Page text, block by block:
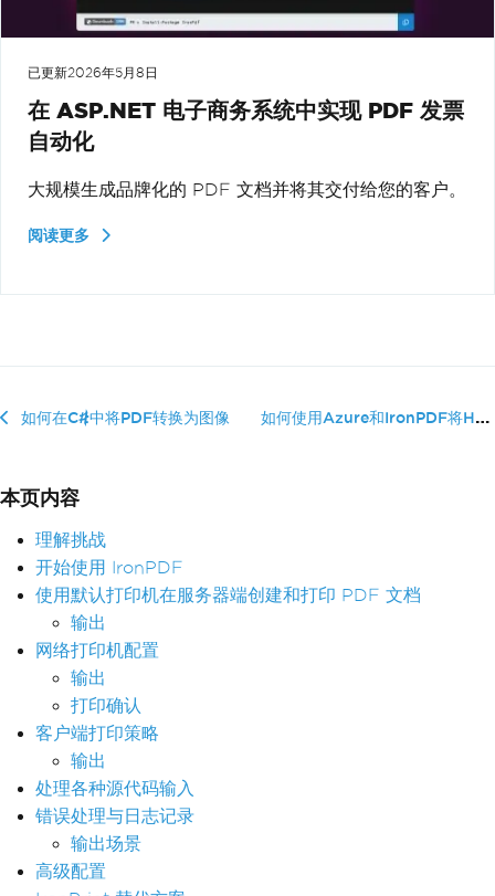
已更新2026年5月8日
在 ASP.NET 电子商务系统中实现 PDF 发票
自动化
大规模生成品牌化的 PDF 文档并将其交付给您的客户。
阅读更多
如何在C#中将PDF转换为图像 如何使用Azure和IronPDF将HTML�...
本页内容
理解挑战
开始使用 IronPDF
使用默认打印机在服务器端创建和打印 PDF 文档
输出
网络打印机配置
输出
打印确认
客户端打印策略
输出
处理各种源代码输入
错误处理与日志记录
输出场景
高级配置